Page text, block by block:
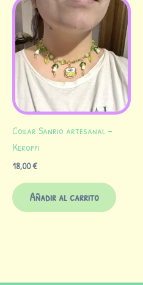
Collar Sanrio artesanal –
Keroppi
18,00€
Añadir al carrito